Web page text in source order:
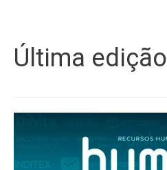
Última edição